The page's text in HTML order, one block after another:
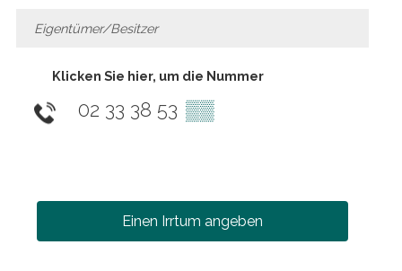
Eigentümer/Besitzer
Klicken Sie hier, um die Nummer
02 33 38 53 ▒▒
Einen Irrtum angeben